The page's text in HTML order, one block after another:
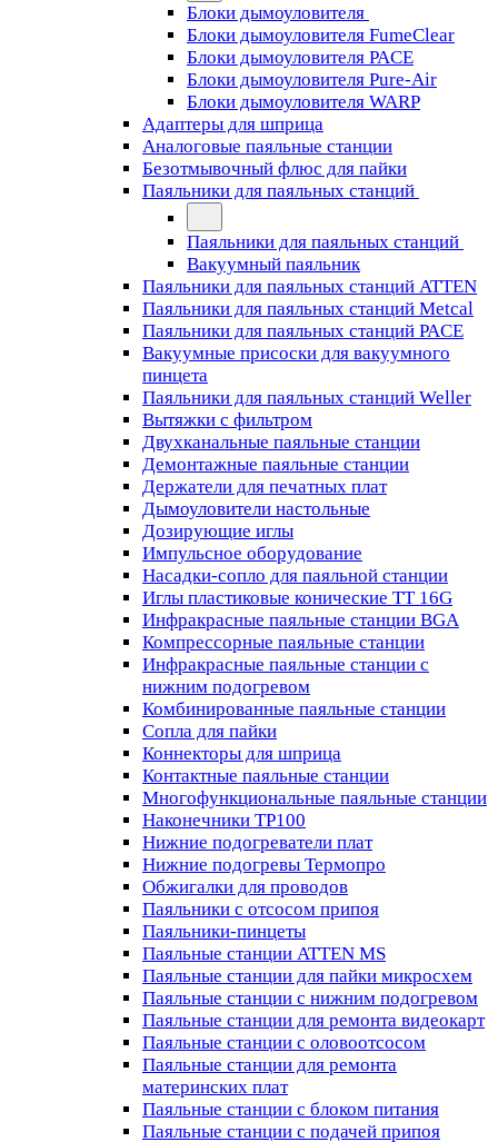
Блоки дымоуловителя
Блоки дымоуловителя FumeClear
Блоки дымоуловителя PACE
Блоки дымоуловителя Pure-Air
Блоки дымоуловителя WARP
Адаптеры для шприца
Аналоговые паяльные станции
Безотмывочный флюс для пайки
Паяльники для паяльных станций
Паяльники для паяльных станций
Вакуумный паяльник
Паяльники для паяльных станций ATTEN
Паяльники для паяльных станций Metcal
Паяльники для паяльных станций PACE
Вакуумные присоски для вакуумного
пинцета
Паяльники для паяльных станций Weller
Вытяжки с фильтром
Двухканальные паяльные станции
Демонтажные паяльные станции
Держатели для печатных плат
Дымоуловители настольные
Дозирующие иглы
Импульсное оборудование
Насадки-сопло для паяльной станции
Иглы пластиковые конические TT 16G
Инфракрасные паяльные станции BGA
Компрессорные паяльные станции
Инфракрасные паяльные станции с
нижним подогревом
Комбинированные паяльные станции
Сопла для пайки
Коннекторы для шприца
Контактные паяльные станции
Многофункциональные паяльные станции
Наконечники TP100
Нижние подогреватели плат
Нижние подогревы Термопро
Обжигалки для проводов
Паяльники с отсосом припоя
Паяльники-пинцеты
Паяльные станции ATTEN MS
Паяльные станции для пайки микросхем
Паяльные станции с нижним подогревом
Паяльные станции для ремонта видеокарт
Паяльные станции с оловоотсосом
Паяльные станции для ремонта
материнских плат
Паяльные станции с блоком питания
Паяльные станции с подачей припоя